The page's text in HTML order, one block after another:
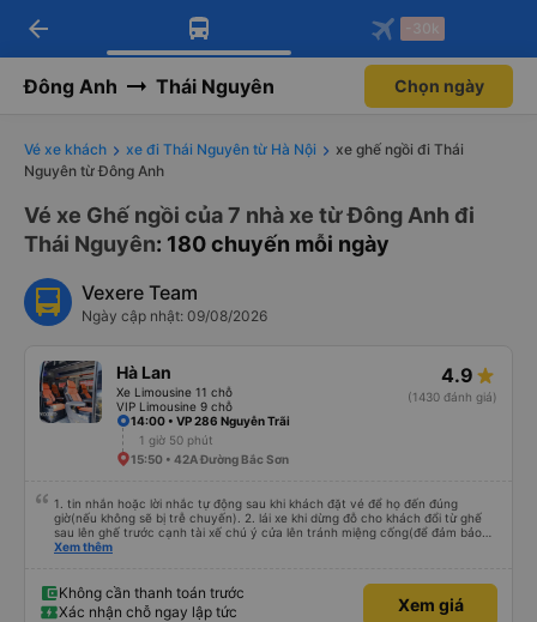
Tải app Vexere ngay!
Nhận ưu đãi thành viên độc
Mở app
Tải app Vexere
-30k/ghế khi đặt vé máy bay qua
Mở app
arrow_back -30k
Đông Anh Thái Nguyên Chọn ngày
Vé xe khách xe đi Thái Nguyên từ Hà Nội
xe ghế ngồi đi Thái
Nguyên từ Đông Anh
Vé xe Ghế ngồi của 7 nhà xe từ Đông Anh đi
Thái Nguyên: 180 chuyến mỗi ngày
Vexere Team
Ngày cập nhật: 09/08/2026
Hà Lan
Xe Limousine 11 chỗ
VIP Limousine 9 chỗ
4.9
(1430 đánh giá)
14:00 • VP 286 Nguyễn Trãi
1 giờ 50 phút
15:50 • 42A Đường Bắc Sơn
1. tin nhắn hoặc lời nhắc tự động sau khi khách đặt vé để họ đến đúng
giờ(nếu không sẽ bị trễ chuyến). 2. lái xe khi dừng đỗ cho khách đổi từ ghế
sau lên ghế trước cạnh tài xế chú ý cửa lên tránh miệng cống(để đảm bảo
an toàn cho khách- tại HN: miệng cống bằng sắt chữ nhật dạng ô lưới, cửa
Tng kịp 20h, để khách nối chuyến Xe 11 chỗ nên thoáng đãng.
Xem thêm
Không cần thanh toán trước
Xác nhận chỗ ngay lập tức
Xem giá